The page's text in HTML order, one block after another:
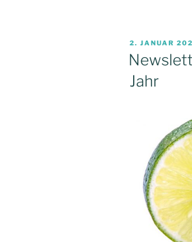
Challenge
mit
AM
2. JANUAR
Jahr